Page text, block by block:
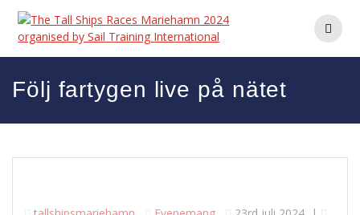
Hoppa
innehåll
Följ fartygen live på nätet